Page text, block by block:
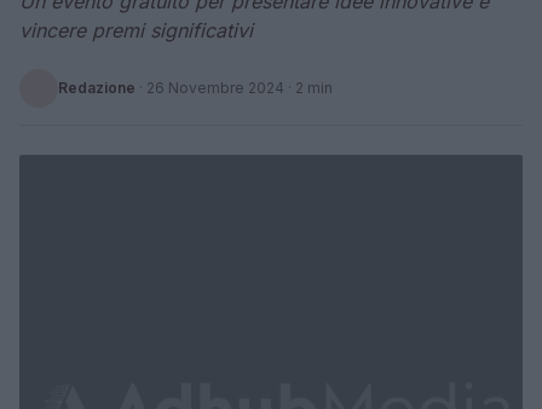
vincere premi significativi
Redazione · 26 Novembre 2024 · 2 min